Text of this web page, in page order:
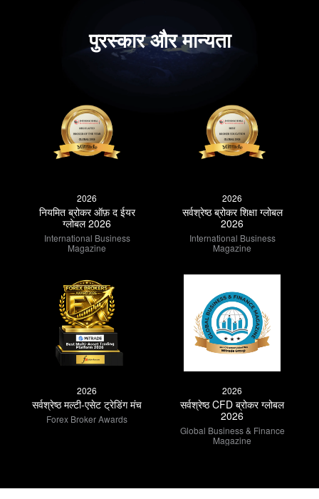
पुरस्कार और मान्यता
2026
नियमित ब्रोकर ऑफ़ द ईयर
ग्लोबल 2026
International Business
Magazine
2026
सर्वश्रेष्ठ ब्रोकर शिक्षा ग्लोबल
2026
International Business
Magazine
2026
सर्वश्रेष्ठ मल्टी-एसेट ट्रेडिंग मंच
Forex Broker Awards
2026
सर्वश्रेष्ठ CFD ब्रोकर ग्लोबल
2026
Global Business & Finance
Magazine